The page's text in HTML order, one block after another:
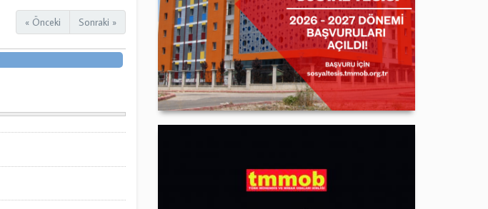
« Önceki Sonraki »